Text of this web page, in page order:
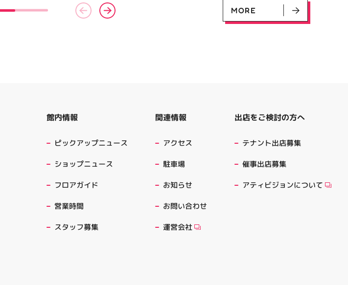
MORE
館内情報
ピックアップニュース
ショップニュース
フロアガイド
営業時間
スタッフ募集
関連情報
アクセス
駐車場
お知らせ
お問い合わせ
運営会社
出店をご検討の方へ
テナント出店募集
催事出店募集
アティビジョンについて